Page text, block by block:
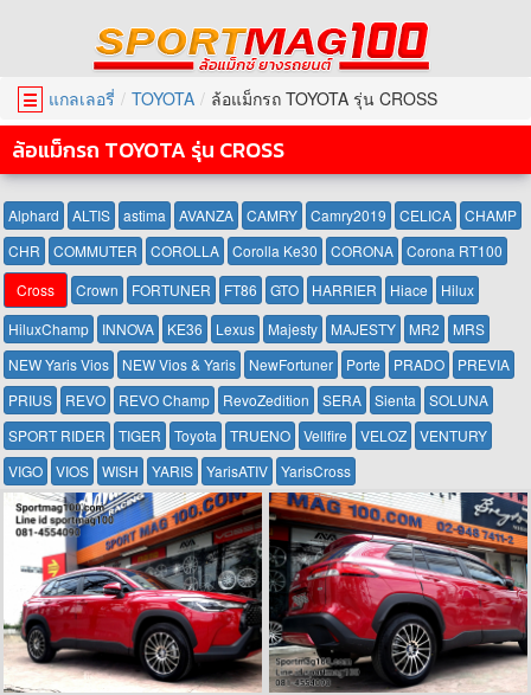
☰ แกลเลอรี่ TOYOTA ล้อแม็กรถ TOYOTA รุ่น CROSS
ล้อแม็กรถ TOYOTA รุ่น CROSS
Alphard ALTIS astima AVANZA CAMRY Camry2019 CELICA
CHAMP
CHR
COMMUTER COROLLA Corolla Ke30 CORONA
Corona RT100
Cross
Crown FORTUNER FT86 GTO HARRIER Hiace
Hilux
HiluxChamp
INNOVA KE36 Lexus Majesty MAJESTY MR2
MRS
NEW Yaris Vios
NEW Vios & Yaris NewFortuner Porte PRADO
PREVIA
PRIUS
REVO REVO Champ RevoZedition SERA Sienta
SOLUNA
SPORT RIDER
TIGER Toyota TRUENO Vellfire VELOZ
VENTURY
VIGO
VIOS WISH YARIS YarisATIV YarisCross